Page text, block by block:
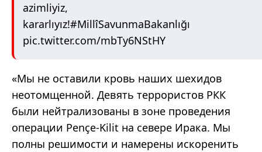
azimliyiz,
kararlıyız!#MillîSavunmaBakanlığı
pic.twitter.com/mbTy6NStHY
«Мы не оставили кровь наших шехидов
неотомщенной. Девять террористов РКК
были нейтрализованы в зоне проведения
операции Pençe-Kilit на севере Ирака. Мы
полны решимости и намерены искоренить